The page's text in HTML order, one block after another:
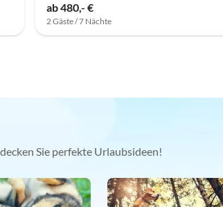
ab 480,- €
2 Gäste / 7 Nächte
Sie perfekte Urlaubsideen!